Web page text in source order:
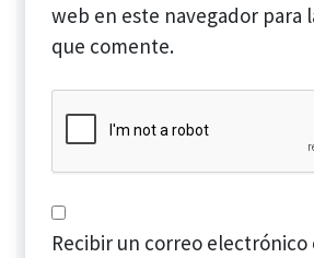
web en este navegador para
que comente.
Recibir un correo electrónico